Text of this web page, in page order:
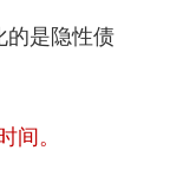
的是隐性债
。